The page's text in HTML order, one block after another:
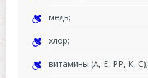
медь;
хлор;
витамины (А, Е, РР, К, С);